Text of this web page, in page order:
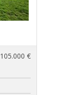
105.000 €